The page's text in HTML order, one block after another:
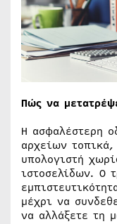
Πώς να
Η ασφαλέστερη
αρχείων
υπολογιστή
ιστοσελίδων. Ο
μέχρι να
να αλλάξετε τη